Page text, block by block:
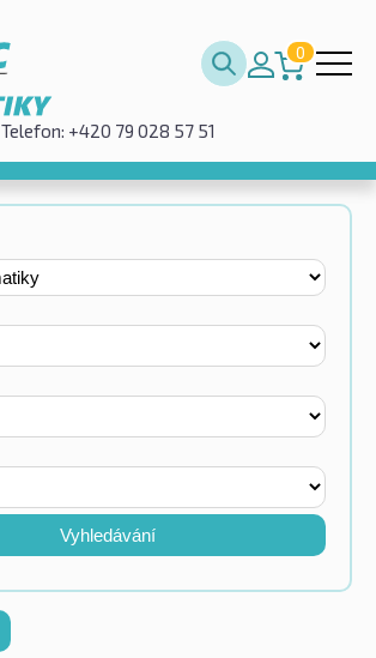
0
Telefon: +420 79 028 57 51
Vyhledávání